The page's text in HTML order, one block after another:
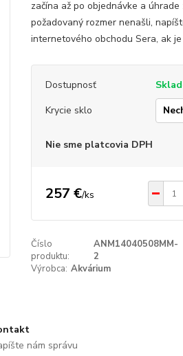
začína až po objednávke a
požadovaný rozmer nenašli,
internetového obchodu Sera, ak
Dostupnosť
Krycie sklo
Nie sme platcovia DPH
257 €/ks
Číslo
produktu:
ANM14040508MM-
2
Výrobca: Akvárium
nám správu